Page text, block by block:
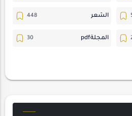
الشعر
المجلةpdf